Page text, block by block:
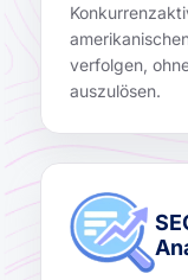
verfolgen,
auszulösen.